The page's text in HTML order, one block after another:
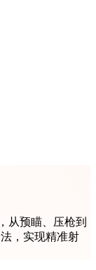
从预瞄、压枪到
，实现精准射